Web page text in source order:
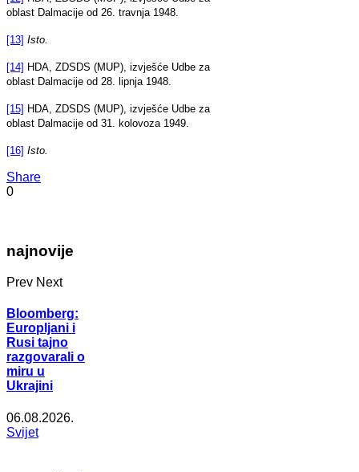
oblast Dalmacije od 26. travnja 1948.
[13] Isto.
[14] HDA, ZDSDS (MUP), izvješće Udbe za
oblast Dalmacije od 28. lipnja 1948.
[15] HDA, ZDSDS (MUP), izvješće Udbe za
oblast Dalmacije od 31. kolovoza 1949.
[16] Isto.
Share
0
najnovije
Prev Next
Bloomberg:
Europljani i
Rusi tajno
razgovarali o
miru u
Ukrajini
06.08.2026.
Svijet